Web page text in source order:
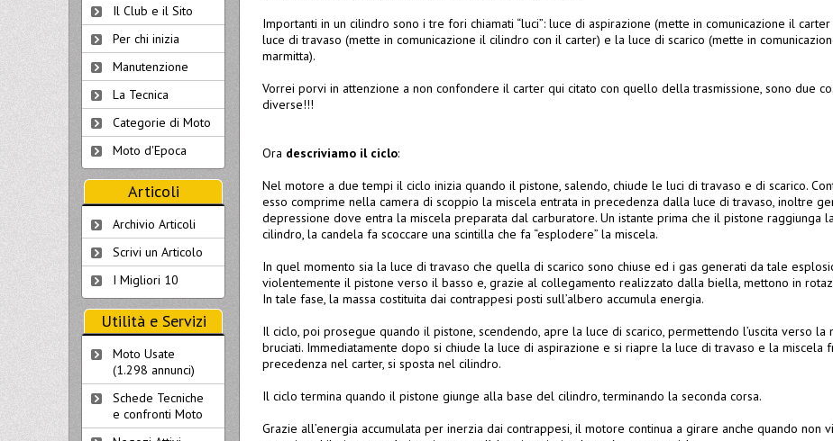
Importanti in un cilindro sono i tre fori chiamati “luci”: luce di aspirazione (mette in comunicazione il
luce di travaso (mette in comunicazione il cilindro con il carter) e la luce di scarico (mette in
marmitta).
Vorrei porvi in attenzione a non confondere il carter qui citato con quello della trasmissione, sono due
diverse!!!
Ora descriviamo il ciclo:
Nel motore a due tempi il ciclo inizia quando il pistone, salendo, chiude le luci di travaso e di scarico.
esso comprime nella camera di scoppio la miscela entrata in precedenza dalla luce di travaso, inoltre
depressione dove entra la miscela preparata dal carburatore. Un istante prima che il pistone raggiunga
cilindro, la candela fa scoccare una scintilla che fa “esplodere” la miscela.
In quel momento sia la luce di travaso che quella di scarico sono chiuse ed i gas generati da tale
violentemente il pistone verso il basso e, grazie al collegamento realizzato dalla biella, mettono in
In tale fase, la massa costituita dai contrappesi posti sull’albero accumula energia.
Il ciclo, poi prosegue quando il pistone, scendendo, apre la luce di scarico, permettendo l’uscita verso la
bruciati. Immediatamente dopo si chiude la luce di aspirazione e si riapre la luce di travaso e la miscela
precedenza nel carter, si sposta nel cilindro.
Il ciclo termina quando il pistone giunge alla base del cilindro, terminando la seconda corsa.
Grazie all’energia accumulata per inerzia dai contrappesi, il motore continua a girare anche quando non
Il Club e il Sito
Per chi inizia
Manutenzione
La Tecnica
Categorie di Moto
Moto d'Epoca
Articoli
Archivio Articoli
Scrivi un Articolo
I Migliori 10
Utilità e Servizi
Moto Usate
(1.298 annunci)
Schede Tecniche
e confronti Moto